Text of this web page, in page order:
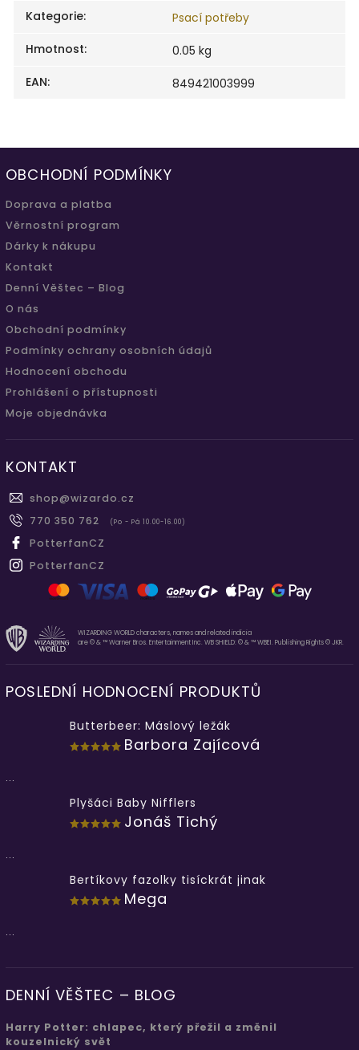
Kategorie:
Psací potřeby
Hmotnost:
0.05 kg
EAN: 849421003999
OBCHODNÍ PODMÍNKY
Doprava a platba
Věrnostní program
Dárky k nákupu
Kontakt
Denní Věštec – Blog
O nás
Obchodní podmínky
Podmínky ochrany osobních údajů
Hodnocení obchodu
Prohlášení o přístupnosti
Moje objednávka
KONTAKT
shop@wizardo.cz
770 350 762
(Po - Pá 10.00-16.00)
PotterfanCZ
PotterfanCZ
WIZARDING WORLD characters, names and related indicia
are © & ™ Warner Bros. Entertainment Inc. WB SHIELD: © & ™ WBEI. Publishing Rights © JKR.
POSLEDNÍ HODNOCENÍ PRODUKTŮ
Butterbeer: Máslový ležák
Barbora Zajícová
...
Plyšáci Baby Nifflers
Jonáš Tichý
...
Bertíkovy fazolky tisíckrát jinak
Mega
...
DENNÍ VĚŠTEC – BLOG
Harry Potter: chlapec, který přežil a změnil
kouzelnický svět